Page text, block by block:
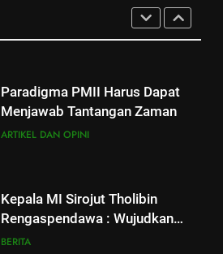
Rengaspendawa : Wujudkan
Madrasah Bahagia
Ranting Jagalempeni, Ustad
Susilo
dan Penguatan Ideologi
ASWAJA di Kalangan Generasi Z
Paradigma PMII Harus Dapat
Menjawab Tantangan Zaman
ARTIKEL DAN OPINI
Kepala MI Sirojut Tholibin
Rengaspendawa : Wujudkan
Madrasah Bahagia
BERITA